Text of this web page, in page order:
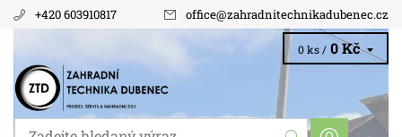
+420 603910817 office@zahradnitechnikadubenec.cz
0 ks / 0 Kč